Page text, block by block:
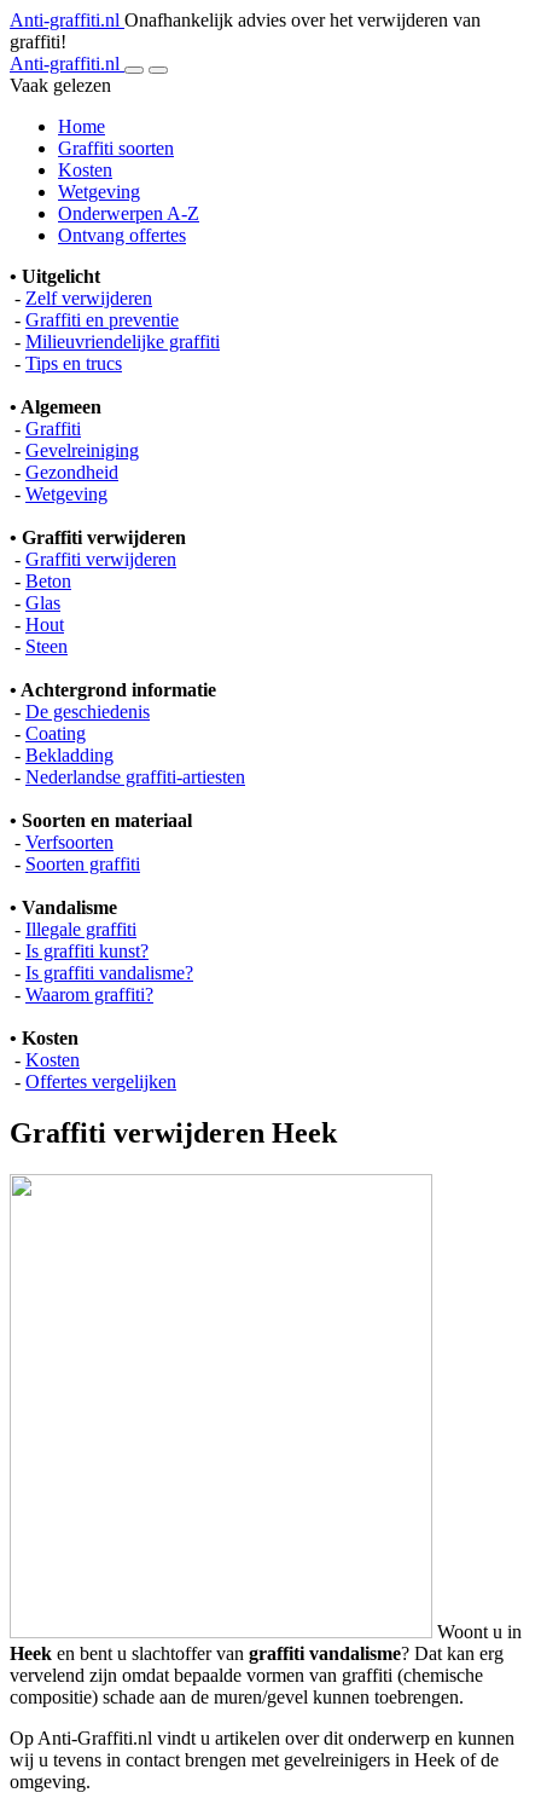
Anti-graffiti.nl Onafhankelijk advies over het verwijderen van
graffiti!
Anti-graffiti.nl
Vaak gelezen
Home
Graffiti soorten
Kosten
Wetgeving
Onderwerpen A-Z
Ontvang offertes
• Uitgelicht
- Zelf verwijderen
- Graffiti en preventie
- Milieuvriendelijke graffiti
- Tips en trucs
• Algemeen
- Graffiti
- Gevelreiniging
- Gezondheid
- Wetgeving
• Graffiti verwijderen
- Graffiti verwijderen
- Beton
- Glas
- Hout
- Steen
• Achtergrond informatie
- De geschiedenis
- Coating
- Bekladding
- Nederlandse graffiti-artiesten
• Soorten en materiaal
- Verfsoorten
- Soorten graffiti
• Vandalisme
- Illegale graffiti
- Is graffiti kunst?
- Is graffiti vandalisme?
- Waarom graffiti?
• Kosten
- Kosten
- Offertes vergelijken
Graffiti verwijderen Heek
Woont u in
Heek en bent u slachtoffer van graffiti vandalisme? Dat kan erg
vervelend zijn omdat bepaalde vormen van graffiti (chemische
compositie) schade aan de muren/gevel kunnen toebrengen.
Op Anti-Graffiti.nl vindt u artikelen over dit onderwerp en kunnen
wij u tevens in contact brengen met gevelreinigers in Heek of de
omgeving.